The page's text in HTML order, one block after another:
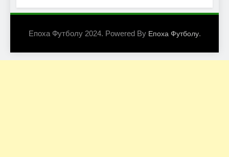
Епоха Футболу 2024. Powered By Епоха Футболу.